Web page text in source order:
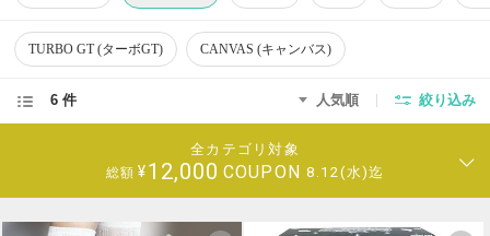
TURBO GT (ターボGT) CANVAS (キャンバス)
6 件 人気順 絞り込み
全カテゴリ対象
総額 ¥12,000 COUPON 8.12(水)迄